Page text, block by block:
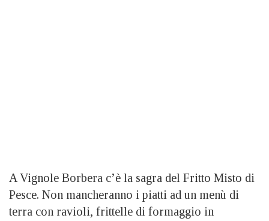
A Vignole Borbera c’è la sagra del Fritto Misto di
Pesce. Non mancheranno i piatti ad un menù di
terra con ravioli, frittelle di formaggio in